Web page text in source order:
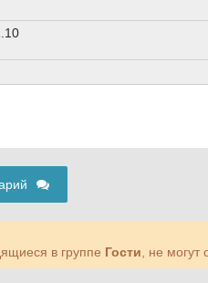
в группе Гости , не